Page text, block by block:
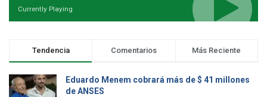
Currently Playing
Tendencia Comentarios Más Reciente
Eduardo Menem cobrará más de $ 41 millones
de ANSES